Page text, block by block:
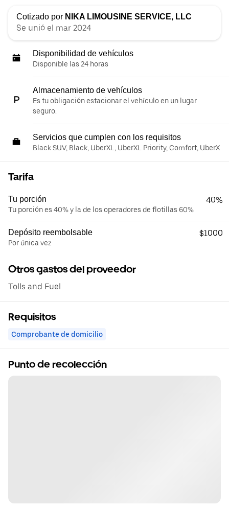
Cotizado por NIKA LIMOUSINE SERVICE, LLC
Se unió el mar 2024
Disponibilidad de vehículos
Disponible las 24 horas
Almacenamiento de vehículos
Es tu obligación estacionar el vehículo en un lugar
seguro.
Servicios que cumplen con los requisitos
Black SUV, Black, UberXL, UberXL Priority, Comfort, UberX
Tarifa
Tu porción
Tu porción es 40% y la de los operadores de flotillas 60%
40%
Depósito reembolsable
Por única vez
$1000
Otros gastos del proveedor
Tolls and Fuel
Requisitos
Comprobante de domicilio
Punto de recolección